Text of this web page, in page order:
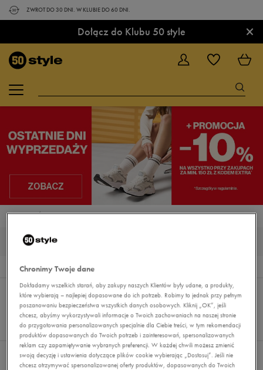
ZWROT DO 30 DNI. W KLUBIE DO 60 DNI.
Dołącz do Klubu 50 style ×
STRONA GŁÓWNA UBRANIA KURTKI ZIMOWE
KURTKI ZIMOWE KOLOR CZERWONY
0
Wyników
Sortuj:
REKOMENDOWANE
FILTRUJ (1)
Pokaż
60
z 0
Wybrane filtry: CZERWONY Wyczyść filtry
Chronimy Twoje dane
Dokładamy wszelkich starań, aby zakupy naszych Klientów były udane, a produkty,
które wybierają – najlepiej dopasowane do ich potrzeb. Robimy to jednak przy pełnym
poszanowaniu bezpieczeństwa wszystkich danych osobowych. Kliknij „OK”, jeśli
chcesz, abyśmy wykorzystywali informacje o Twoich zachowaniach na naszej stronie
do przygotowania personalizowanych specjalnie dla Ciebie treści, w tym rekomendacji
produktów dopasowanych do Twoich potrzeb i zainteresowań, spersonalizowanych
reklam czy zapamiętywanie wybranych preferencji. W każdej chwili możesz zmienić
swoją decyzję i ustawienia dotyczące plików cookie wybierając „Dostosuj”. Jeśli nie
chcesz otrzymywać spersonalizowanej oferty produktów, dopasowanych do Twoich